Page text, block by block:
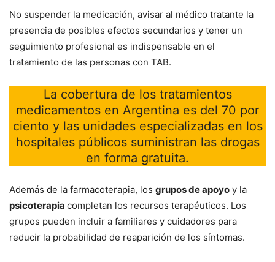
No suspender la medicación, avisar al médico tratante la
presencia de posibles efectos secundarios y tener un
seguimiento profesional es indispensable en el
tratamiento de las personas con TAB.
La cobertura de los tratamientos
medicamentos en Argentina es del 70 por
ciento y las unidades especializadas en los
hospitales públicos suministran las drogas
en forma gratuita.
Además de la farmacoterapia, los grupos de apoyo y la
psicoterapia completan los recursos terapéuticos. Los
grupos pueden incluir a familiares y cuidadores para
reducir la probabilidad de reaparición de los síntomas.